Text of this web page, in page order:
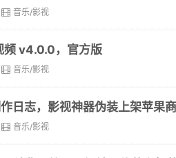
音乐/影视
频 v4.0.0，官方版
音乐/影视
作日志，影视神器伪装上架苹果
音乐/影视